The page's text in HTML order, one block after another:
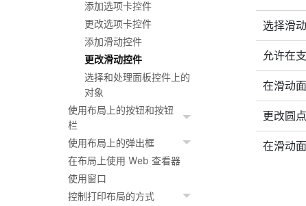
添加选项卡控件
更改选项卡控件
添加滑动控件
更改滑动控件
选择和处理面板控件上的
对象
使用布局上的按钮和按钮
栏
使用布局上的弹出框
在布局上使用 Web 查看器
使用窗口
控制打印布局的方式
选择滑
允许在
在滑动
更改圆
在滑动